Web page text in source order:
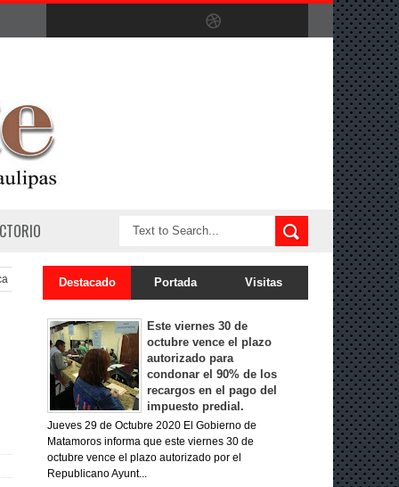
Destacado Portada Visitas
Este viernes 30 de
octubre vence el plazo
autorizado para
condonar el 90% de los
recargos en el pago del
impuesto predial.
Jueves 29 de Octubre 2020 El Gobierno de
Matamoros informa que este viernes 30 de
octubre vence el plazo autorizado por el
Republicano Ayunt...